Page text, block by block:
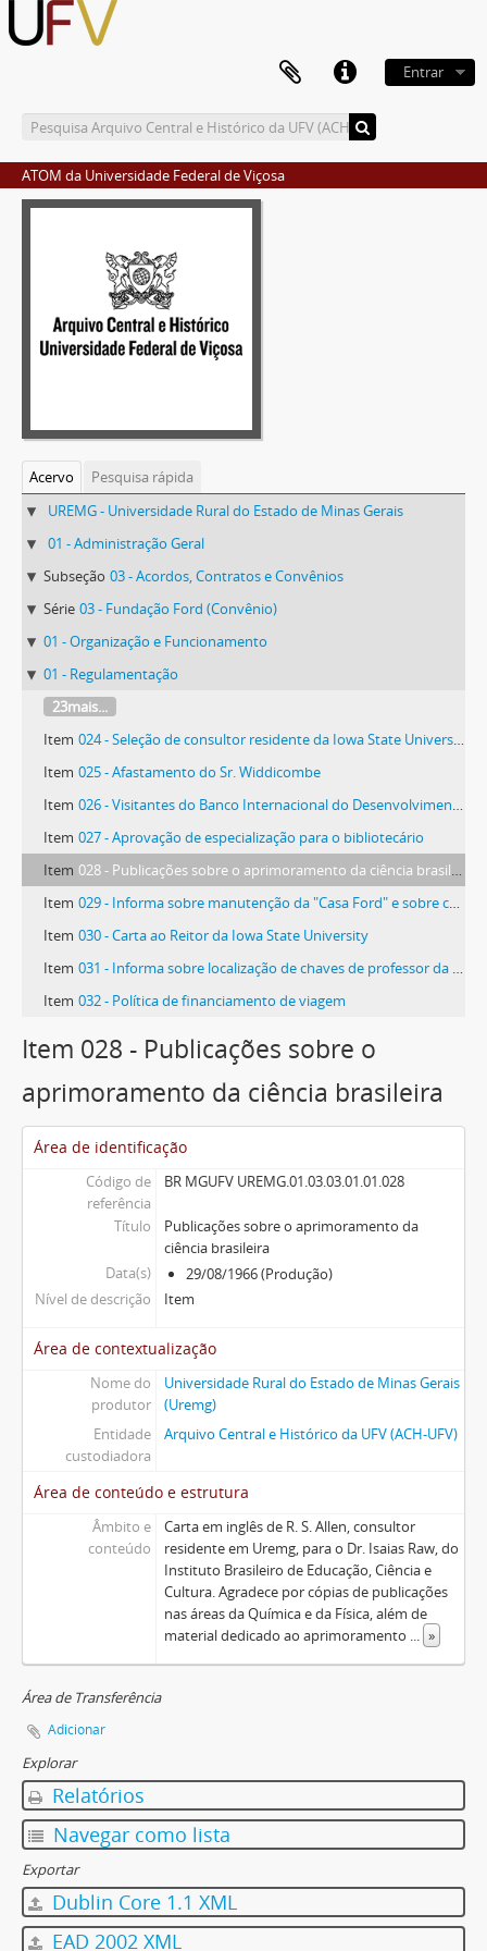
Entrar
ATOM da Universidade Federal de Viçosa
Acervo
Pesquisa rápida
UREMG - Universidade Rural do Estado de Minas Gerais
01 - Administração Geral
Subseção 03 - Acordos, Contratos e Convênios
Série 03 - Fundação Ford (Convênio)
01 - Organização e Funcionamento
01 - Regulamentação
23mais...
Item 024 - Seleção de consultor residente da Iowa State University
Item 025 - Afastamento do Sr. Widdicombe
Item 026 - Visitantes do Banco Internacional do Desenvolvimento
Item 027 - Aprovação de especialização para o bibliotecário
Item 028 - Publicações sobre o aprimoramento da ciência brasileira
Item 029 - Informa sobre manutenção da "Casa Ford" e sobre chegada de professores
Item 030 - Carta ao Reitor da Iowa State University
Item 031 - Informa sobre localização de chaves de professor da Iowa State University
Item 032 - Política de financiamento de viagem
Item 028 - Publicações sobre o
aprimoramento da ciência brasileira
Área de identificação
Código de
referência
BR MGUFV UREMG.01.03.03.01.01.028
Título
Publicações sobre o aprimoramento da
ciência brasileira
Data(s)
29/08/1966 (Produção)
Nível de descrição
Item
Área de contextualização
Nome do
produtor
Universidade Rural do Estado de Minas Gerais
(Uremg)
Entidade
custodiadora
Arquivo Central e Histórico da UFV (ACH-UFV)
Área de conteúdo e estrutura
Âmbito e
conteúdo
Carta em inglês de R. S. Allen, consultor
residente em Uremg, para o Dr. Isaias Raw, do
Instituto Brasileiro de Educação, Ciência e
Cultura. Agradece por cópias de publicações
nas áreas da Química e da Física, além de
material dedicado ao aprimoramento ... »
Área de Transferência
Adicionar
Explorar
Relatórios
Navegar como lista
Exportar
Dublin Core 1.1 XML
EAD 2002 XML